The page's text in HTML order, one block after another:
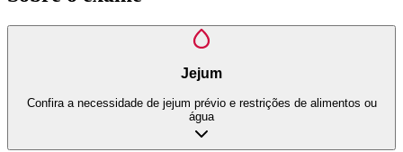
Jejum
Confira a necessidade de jejum prévio e restrições de alimentos ou
água